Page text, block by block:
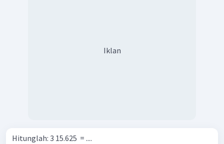
Iklan
Hitunglah: 3 15.625 ​ = ....